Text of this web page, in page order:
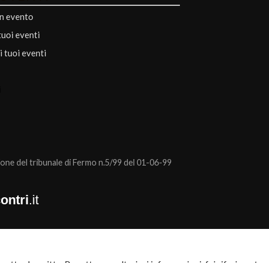
evento
eventi
tuoi eventi
del tribunale di Fermo n.5/99 del 01-06-99
.it